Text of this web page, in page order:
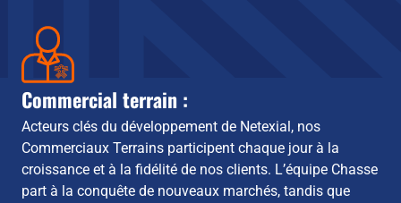
Commercial terrain :
Acteurs clés du développement de Netexial, nos
Commerciaux Terrains participent chaque jour à la
croissance et à la fidélité de nos clients. L’équipe Chasse
part à la conquête de nouveaux marchés, tandis que